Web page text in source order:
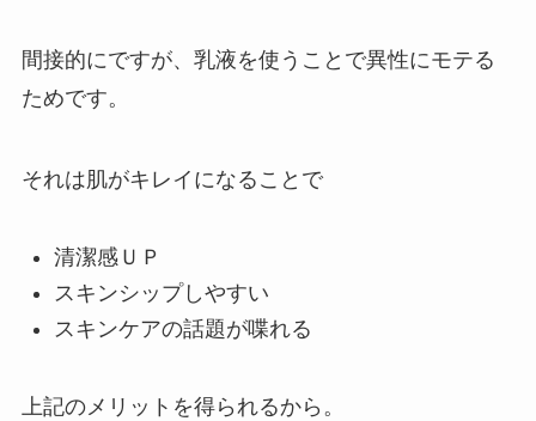
間接的にですが、 乳液を使うことで異性にモテる
ためです。
それは肌がキレイになることで
清潔感ＵＰ
スキンシップしやすい
スキンケアの話題が喋れる
上記のメリットを得られるから。